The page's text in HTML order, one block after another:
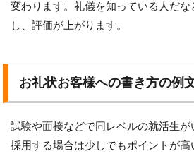
変わります。礼儀を知っている人だ
し、評価が上がります。
お礼状お客様への書き方の例
試験や面接などで同レベルの就活生
採用する場合は少しでもポイントが高